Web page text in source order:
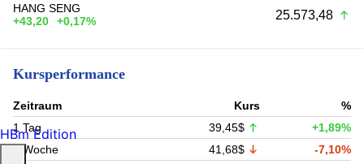
HANG SENG
+43,20
+0,17% 25.573,48
Kursperformance
Zeitraum Kurs
%
1 Tag
39,45$
+1,89%
1 Woche
41,68$
-7,10%
HBm Edition